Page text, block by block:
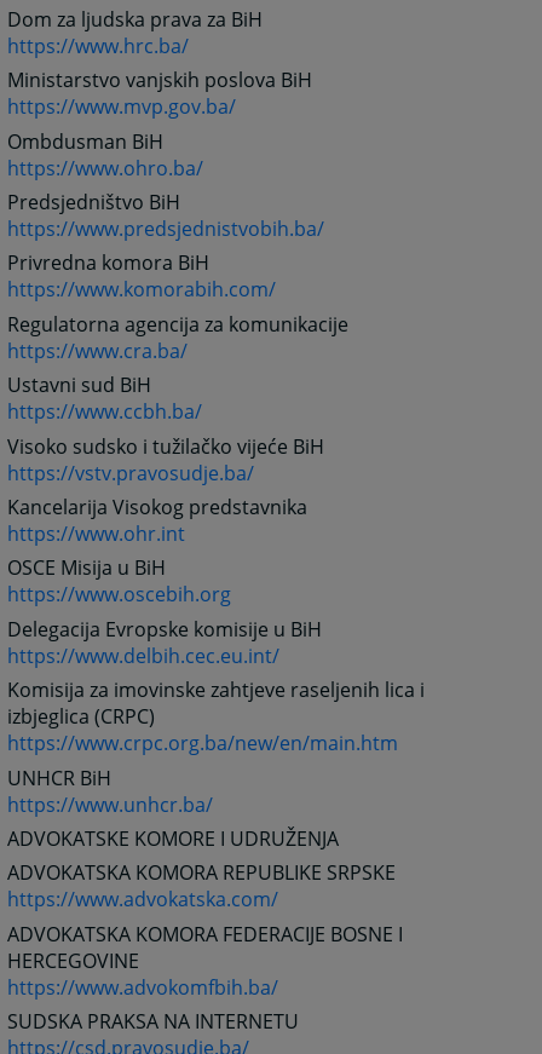
Dom za ljudska prava za BiH
https://www.hrc.ba/
Ministarstvo vanjskih poslova BiH
https://www.mvp.gov.ba/
Ombdusman BiH
https://www.ohro.ba/
Predsjedništvo BiH
https://www.predsjednistvobih.ba/
Privredna komora BiH
https://www.komorabih.com/
Regulatorna agencija za komunikacije
https://www.cra.ba/
Ustavni sud BiH
https://www.ccbh.ba/
Visoko sudsko i tužilačko vijeće BiH
https://vstv.pravosudje.ba/
Kancelarija Visokog predstavnika
https://www.ohr.int
OSCE Misija u BiH
https://www.oscebih.org
Delegacija Evropske komisije u BiH
https://www.delbih.cec.eu.int/
Komisija za imovinske zahtjeve raseljenih lica i
izbjeglica (CRPC)
https://www.crpc.org.ba/new/en/main.htm
UNHCR BiH
https://www.unhcr.ba/
ADVOKATSKE KOMORE I UDRUŽENJA
ADVOKATSKA KOMORA REPUBLIKE SRPSKE
https://www.advokatska.com/
ADVOKATSKA KOMORA FEDERACIJE BOSNE I
HERCEGOVINE
https://www.advokomfbih.ba/
SUDSKA PRAKSA NA INTERNETU
https://csd.pravosudje.ba/